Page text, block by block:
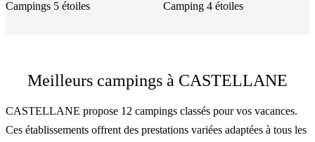
Campings 5 étoiles
Camping 4 étoiles
Meilleurs campings à CASTELLANE
CASTELLANE propose 12 campings classés pour vos vacances.
Ces établissements offrent des prestations variées adaptées à tous les